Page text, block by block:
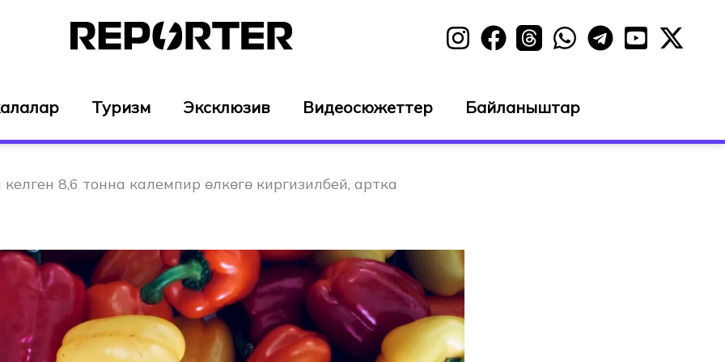
Туризм Эксклюзив Видеосюжеттер Байланыштар
8,6 тонна калемпир өлкөгө киргизилбей, артка